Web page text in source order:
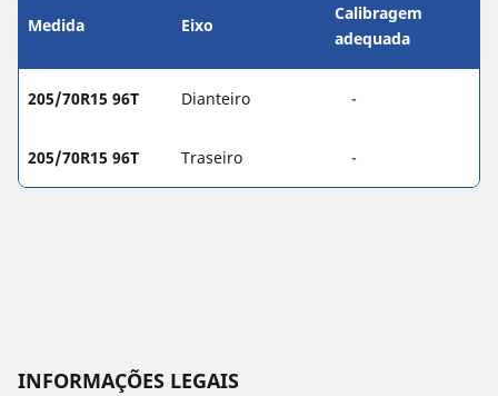
Medida Eixo
Calibragem
adequada
205/70R15 96T Dianteiro -
205/70R15 96T Traseiro -
INFORMAÇÕES LEGAIS